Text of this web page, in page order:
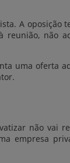
A oposição
reunião, não
uma oferta
não vai
empresa